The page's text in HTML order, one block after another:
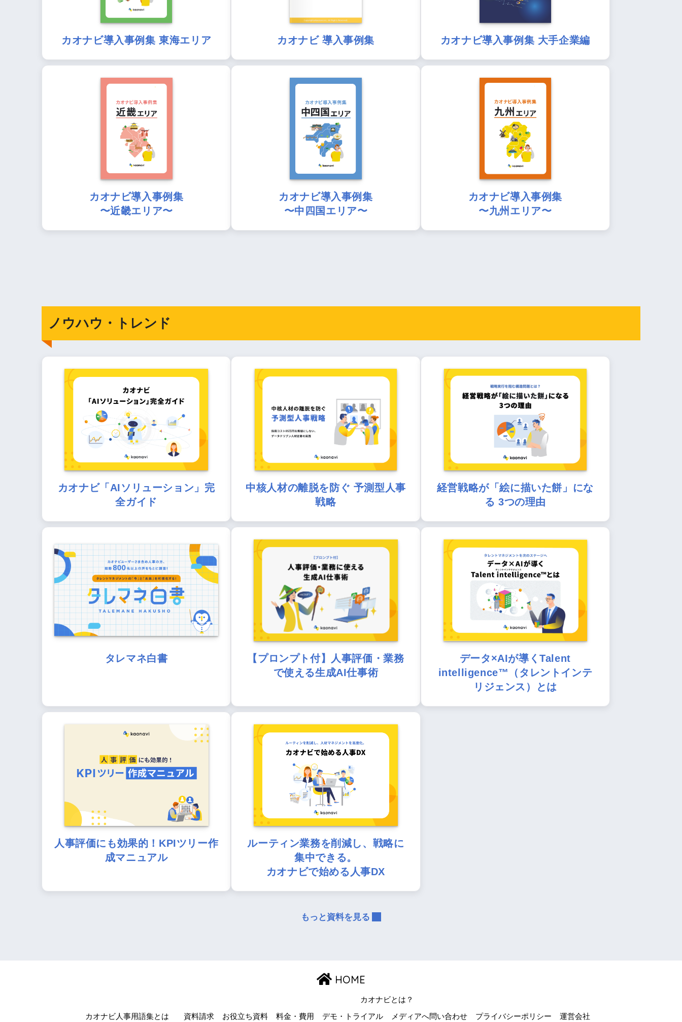
カオナビ導入事例集 東海エリア カオナビ 導入事例集 カオナビ導入事例集 大手企業編
カオナビ導入事例集
〜近畿エリア〜
カオナビ導入事例集
〜中四国エリア〜
カオナビ導入事例集
〜九州エリア〜
ノウハウ・トレンド
カオナビ「AIソリューション」完
全ガイド
中核人材の離脱を防ぐ 予測型人事
戦略
経営戦略が「絵に描いた餅」にな
る 3つの理由
タレマネ白書
【プロンプト付】人事評価・業務
で使える生成AI仕事術
データ×AIが導くTalent
intelligence™（タレントインテ
リジェンス）とは
人事評価にも効果的！KPIツリー作
成マニュアル
ルーティン業務を削減し、戦略に
集中できる。
カオナビで始める人事DX
もっと資料を見る
HOME
カオナビ人事用語集とは
カオナビとは？
資料請求 お役立ち資料 料金・費用 デモ・トライアル メディアへ問い合わせ プライバシーポリシー 運営会社